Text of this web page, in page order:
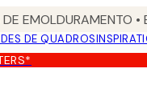
EMOLDURAMENTO
DE QUADROS